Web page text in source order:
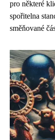
pro některé
spořitelna
směňované